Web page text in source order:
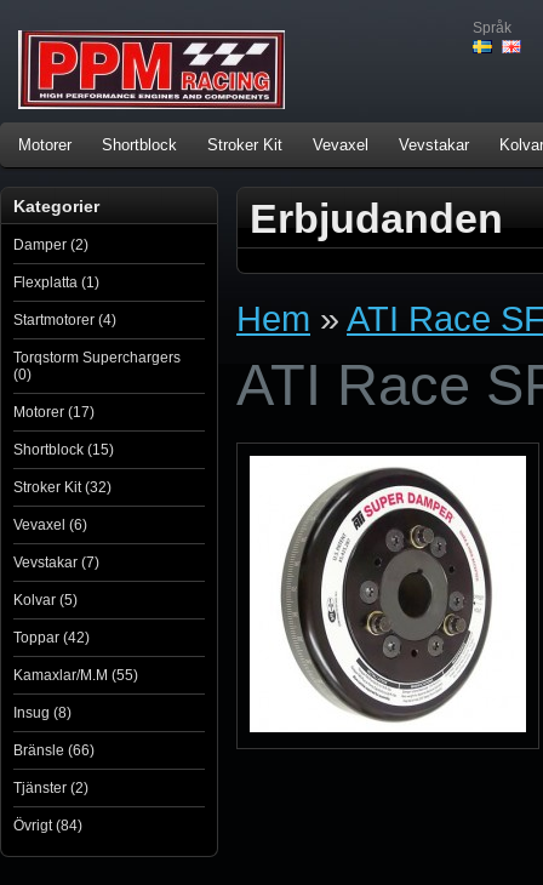
Språk
Motorer Shortblock Stroker Kit Vevaxel Vevstakar Kolvar
Kategorier
Damper (2)
Flexplatta (1)
Startmotorer (4)
Torqstorm Superchargers
(0)
Motorer (17)
Shortblock (15)
Stroker Kit (32)
Vevaxel (6)
Vevstakar (7)
Kolvar (5)
Toppar (42)
Kamaxlar/M.M (55)
Insug (8)
Bränsle (66)
Tjänster (2)
Övrigt (84)
Erbjudanden
Hem » ATI Race
ATI Race